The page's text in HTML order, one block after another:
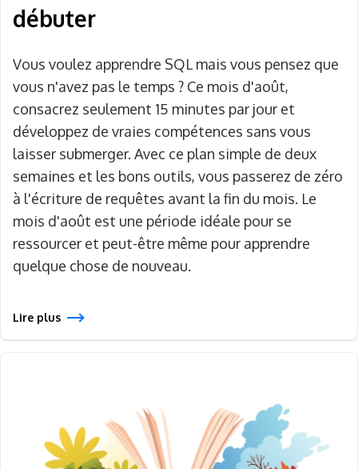
débuter
Vous voulez apprendre SQL mais vous pensez que
vous n'avez pas le temps ? Ce mois d'août,
consacrez seulement 15 minutes par jour et
développez de vraies compétences sans vous
laisser submerger. Avec ce plan simple de deux
semaines et les bons outils, vous passerez de zéro
à l'écriture de requêtes avant la fin du mois. Le
mois d'août est une période idéale pour se
ressourcer et peut-être même pour apprendre
quelque chose de nouveau.
Lire plus